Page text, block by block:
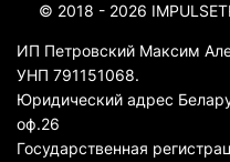
© 2018 - 2026
ИП Петровский Максим
УНП 791151068.
Юридический адрес
оф.26
Государственная